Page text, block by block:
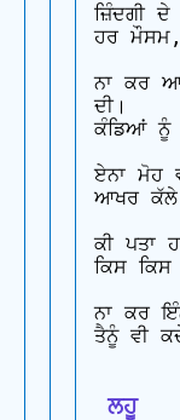
ਜ਼ਿੰਦਗੀ
ਹਰ
ਨਾ ਕਰ
ਦੀ।
ਕੰਡਿਆਂ ਨੂੰ
ਏਨਾ ਮੋਹ
ਆਖਰ ਕੱਲੇ
ਕੀ ਪਤਾ
ਕਿਸ
ਨਾ ਕਰ
ਤੈਨੂੰ ਵੀ
ਲਹੂ